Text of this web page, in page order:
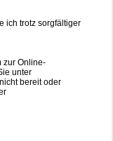
ich trotz sorgfältiger
zur Online-
unter
bereit oder